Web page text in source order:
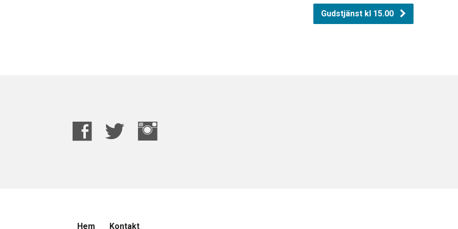
Gudstjänst kl 15.00
Hem Kontakt